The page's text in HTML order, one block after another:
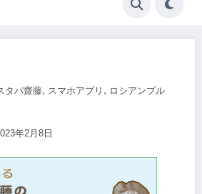
タパ齋藤, スマホアプリ , ロシアンブル
年2月8日